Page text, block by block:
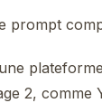
prompt
2, comme